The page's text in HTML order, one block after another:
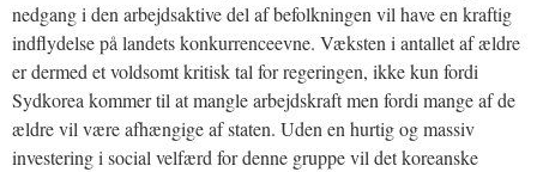
nedgang i den arbejdsaktive del af befolkningen vil have en kraftig
indflydelse på landets konkurrenceevne. Væksten i antallet af ældre
er dermed et voldsomt kritisk tal for regeringen, ikke kun fordi
Sydkorea kommer til at mangle arbejdskraft men fordi mange af de
ældre vil være afhængige af staten. Uden en hurtig og massiv
investering i social velfærd for denne gruppe vil det koreanske